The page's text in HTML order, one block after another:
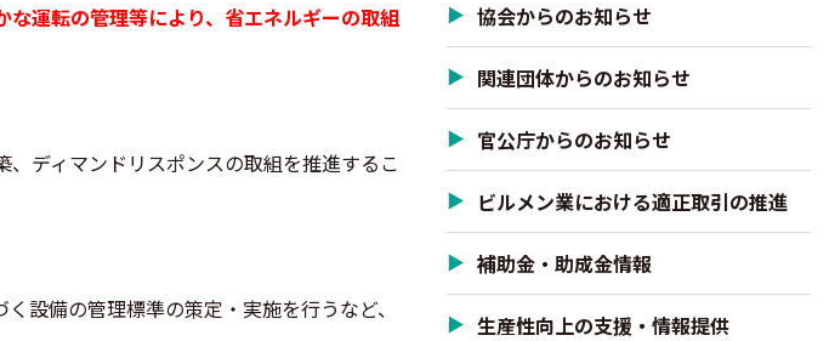
な運転の管理等により、省エネルギーの取組
ディマンドリスポンスの取組を推進するこ
設備の管理標準の策定・実施を行うなど、
協会からのお知らせ
関連団体からのお知らせ
官公庁からのお知らせ
ビルメン業における適正取引の推進
補助金・助成金情報
生産性向上の支援・情報提供